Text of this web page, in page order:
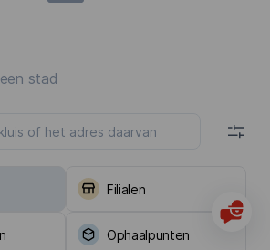
stad
Filialen
Ophaalpunten